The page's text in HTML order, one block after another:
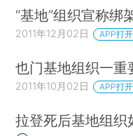
“基地”组织宣称绑
2011年12月02日 APP打开
也门基地组织一重
2011年10月02日 APP打开
拉登死后基地组织